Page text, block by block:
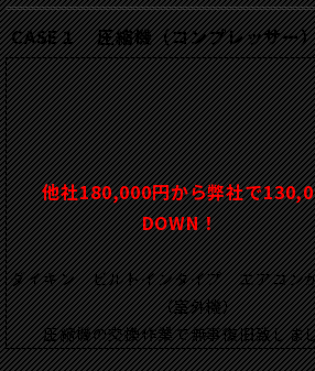
CASE１ 圧縮機（コンプレッサー
他社180,000円から弊社で
DOWN！
ダイキン ビルトインタイプ エアコン
（室外機）
圧縮機の交換作業で無事復旧致しま